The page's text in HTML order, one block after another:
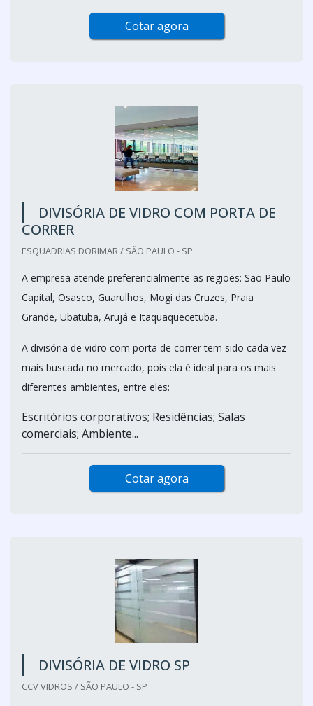
Cotar agora
DIVISÓRIA DE VIDRO COM PORTA DE
CORRER
ESQUADRIAS DORIMAR / SÃO PAULO - SP
A empresa atende preferencialmente as regiões: São Paulo
Capital, Osasco, Guarulhos, Mogi das Cruzes, Praia
Grande, Ubatuba, Arujá e Itaquaquecetuba.
A divisória de vidro com porta de correr tem sido cada vez
mais buscada no mercado, pois ela é ideal para os mais
diferentes ambientes, entre eles:
Escritórios corporativos; Residências; Salas
comerciais; Ambiente...
Cotar agora
DIVISÓRIA DE VIDRO SP
CCV VIDROS / SÃO PAULO - SP